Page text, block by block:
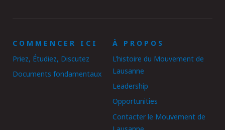
COMMENCER ICI
Priez, Étudiez, Discutez
Documents fondamentaux
À PROPOS
L’histoire du Mouvement de
Lausanne
Leadership
Opportunities
Contacter le Mouvement de